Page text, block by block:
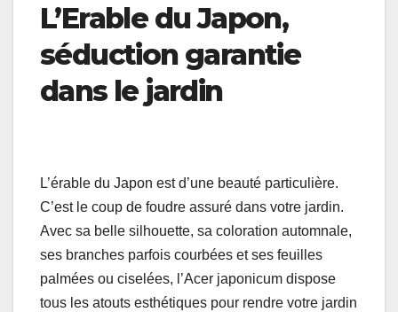
L’Erable du Japon,
séduction garantie
dans le jardin
L’érable du Japon est d’une beauté particulière.
C’est le coup de foudre assuré dans votre jardin.
Avec sa belle silhouette, sa coloration automnale,
ses branches parfois courbées et ses feuilles
palmées ou ciselées, l’Acer japonicum dispose
tous les atouts esthétiques pour rendre votre jardin